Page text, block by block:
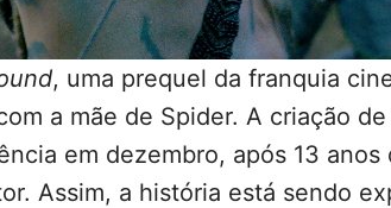
, uma prequel da franquia
a mãe de Spider. A criação
em dezembro, após 13 anos
Assim, a história está sendo